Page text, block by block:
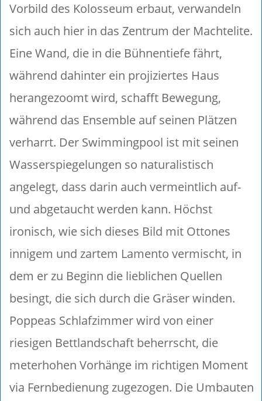
Vorbild des Kolosseum erbaut, verwandeln
sich auch hier in das Zentrum der Machtelite.
Eine Wand, die in die Bühnentiefe fährt,
während dahinter ein projiziertes Haus
herangezoomt wird, schafft Bewegung,
während das Ensemble auf seinen Plätzen
verharrt. Der Swimmingpool ist mit seinen
Wasserspiegelungen so naturalistisch
angelegt, dass darin auch vermeintlich auf-
und abgetaucht werden kann. Höchst
ironisch, wie sich dieses Bild mit Ottones
innigem und zartem Lamento vermischt, in
dem er zu Beginn die lieblichen Quellen
besingt, die sich durch die Gräser winden.
Poppeas Schlafzimmer wird von einer
riesigen Bettlandschaft beherrscht, die
meterhohen Vorhänge im richtigen Moment
via Fernbedienung zugezogen. Die Umbauten